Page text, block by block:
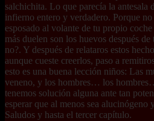
salchichita. Lo que parecía la antesala
infierno entero y verdadero. Porque
esposado al volante de tu propio
más duelen son los huevos después
no?. Y después de relataros estos
aunque cueste creerlos, paso a
esto es una buena lección niños: Las
veneno, y los hombres… los
tenemos solución alguna ante tan
esperar que al menos sea
Saludos y hasta el tercer capítulo.